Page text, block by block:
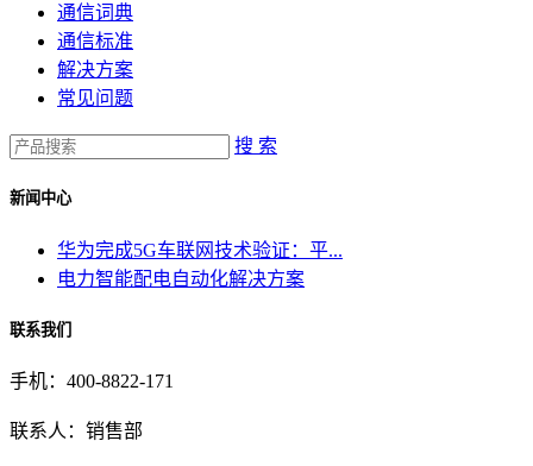
通信词典
通信标准
解决方案
常见问题
搜 索
新闻中心
华为完成5G车联网技术验证：平...
电力智能配电自动化解决方案
联系我们
手机：400-8822-171
联系人：销售部